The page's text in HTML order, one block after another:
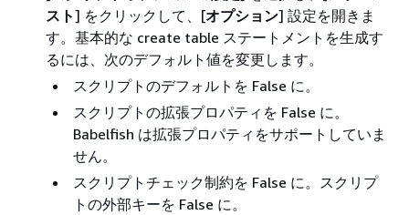
スト] をクリックして、[オプション] 設定を開きま
す。基本的な create table ステートメントを生成す
るには、次のデフォルト値を変更します。
スクリプトのデフォルトを False に。
スクリプトの拡張プロパティを False に。
Babelfish は拡張プロパティをサポートしていま
せん。
スクリプトチェック制約を False に。スクリプ
トの外部キーを False に。